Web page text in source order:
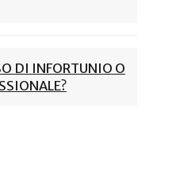
DI INFORTUNIO O